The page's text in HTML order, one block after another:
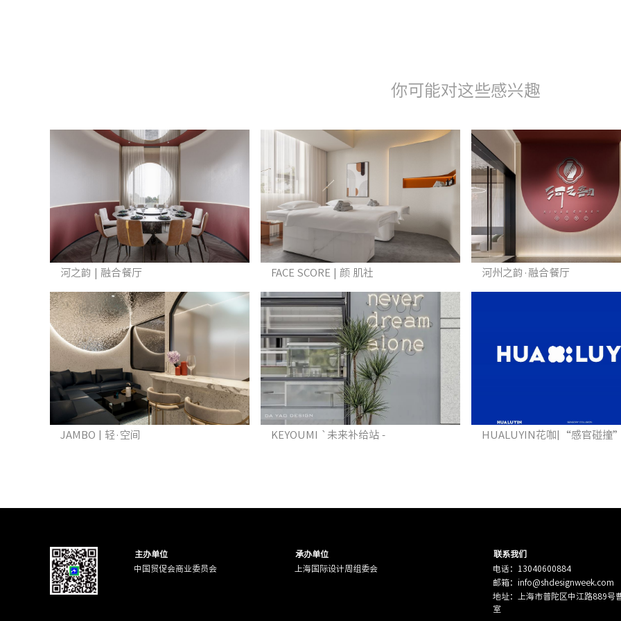
你可能对这些感兴趣
河之韵 | 融合餐厅 FACE SCORE | 颜 肌社 河州之韵·融合餐厅
JAMBO | 轻·空间 KEYOUMI `未来补给站 - HUALUYIN花咖|“感官碰撞
HMM·韩美美潮流轻医美 墨 · 本
主办单位 承办单位
联系我们
中国贸促会商业委员会
上海国际设计周组委会
电话：13040600884
邮箱：info@shdesignweek.com
地址：上海市普陀区中江路889号
室